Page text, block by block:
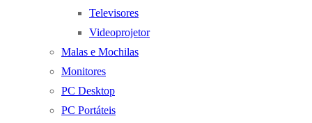
Televisores
Videoprojetor
Malas e Mochilas
Monitores
PC Desktop
PC Portáteis